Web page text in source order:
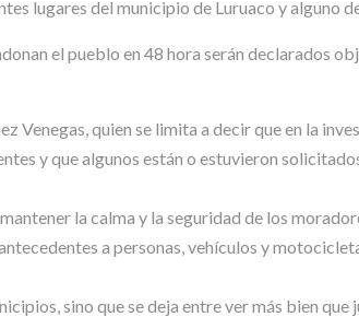
lugares del municipio de Luruaco y alguno
el pueblo en 48 hora serán declarados
Venegas, quien se limita a decir que en la
y que algunos están o estuvieron
la calma y la seguridad de los
a personas, vehículos y
sino que se deja entre ver más bien